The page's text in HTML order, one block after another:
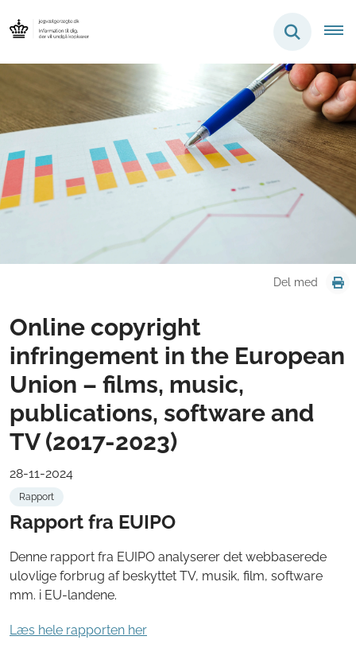
Del med
Online copyright
infringement in the European
Union – films, music,
publications, software and
TV (2017-2023)
28-11-2024
Rapport
Rapport fra EUIPO
Denne rapport fra EUIPO analyserer det webbaserede
ulovlige forbrug af beskyttet TV, musik, film, software
mm. i EU-landene.
Læs hele rapporten her